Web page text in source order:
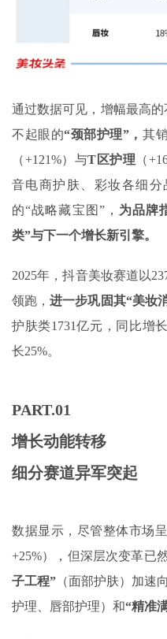
通过数据可见，增幅最高
不起眼的“颈部护理”， 其
（+121%）与T 区护理 （
音电商护肤、彩妆各细
的“战略藏宝图”， 为品牌
类”与下一个增长新引擎。
2025年，抖音美妆赛道以
领跑，进一步巩固其“美妆
护肤类1731亿元，同比增
长25%。
PART.01
增长动能转移
细分赛道异军突起
数据显示，尽管整体市场
+25%），但深层次变革已
子工程” （面部护肤）加速向
护理、唇部护理）和“精准